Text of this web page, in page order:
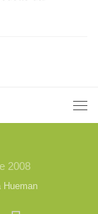
2008
Hueman